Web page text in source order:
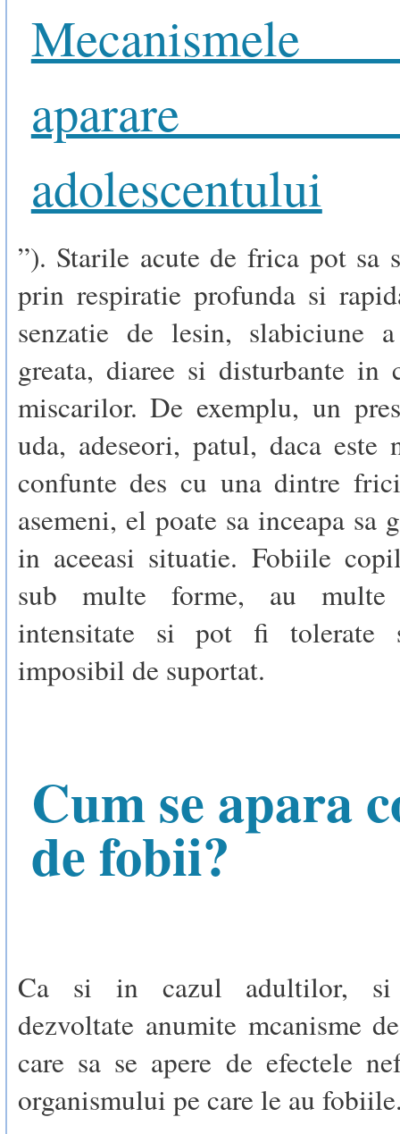
aparare
adolescentului
”). Starile acute de frica pot sa
prin respiratie profunda si
senzatie de lesin, slabiciune
greata, diaree si disturbante in
miscarilor. De exemplu, un
uda, adeseori, patul, daca este
confunte des cu una dintre
asemeni, el poate sa inceapa sa
in aceeasi situatie. Fobiile
sub multe forme, au
intensitate si pot fi tolerate
imposibil de suportat.
Cum se apara
de fobii?
Ca si in cazul adultilor,
dezvoltate anumite mcanisme
care sa se apere de efectele
organismului pe care le au